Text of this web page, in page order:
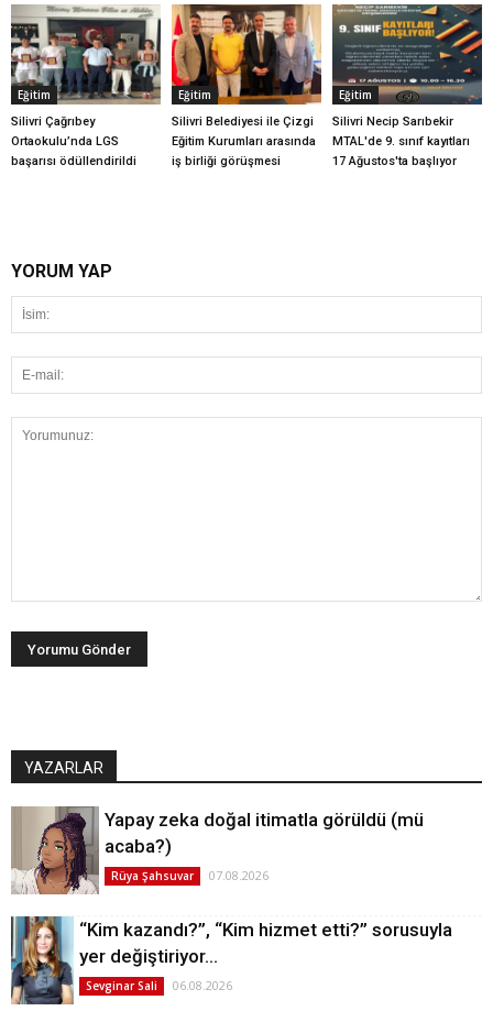
Eğitim
Silivri Çağrıbey
Ortaokulu’nda LGS
başarısı ödüllendirildi
Eğitim
Silivri Belediyesi ile Çizgi
Eğitim Kurumları arasında
iş birliği görüşmesi
Eğitim
Silivri Necip Sarıbekir
MTAL'de 9. sınıf kayıtları
17 Ağustos'ta başlıyor
YORUM YAP
YAZARLAR
Yapay zeka doğal itimatla görüldü (mü
acaba?)
Rüya Şahsuvar 07.08.2026
“Kim kazandı?”, “Kim hizmet etti?” sorusuyla
yer değiştiriyor…
Sevginar Sali 06.08.2026